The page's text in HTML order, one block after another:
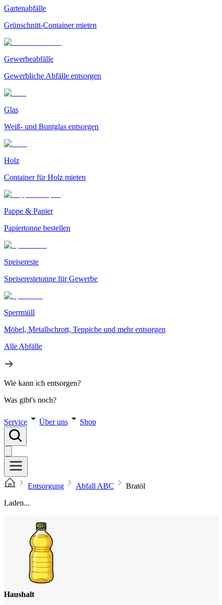
Gartenabfälle
Grünschnitt-Container mieten
Gewerbeabfälle
Gewerbliche Abfälle entsorgen
Glas
Weiß- und Buntglas entsorgen
Holz
Container für Holz mieten
Pappe & Papier
Papiertonne bestellen
Speisereste
Speiserestetonne für Gewerbe
Sperrmüll
Möbel, Metallschrott, Teppiche und mehr entsorgen
Alle Abfälle
Wie kann ich entsorgen?
Was gibt's noch?
Service Über uns Shop
Entsorgung Abfall ABC
Bratöl
Laden...
Haushalt